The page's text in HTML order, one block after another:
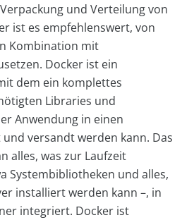
und Verteilung von
ist es empfehlenswert, von
Kombination mit
Docker ist ein
dem ein komplettes
Libraries und
Anwendung in einen
versandt werden kann. Das
alles, was zur Laufzeit
Systembibliotheken und alles,
installiert werden kann –, in
integriert. Docker ist